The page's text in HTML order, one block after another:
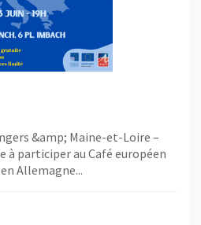
&amp; Maine-et-Loire –
à participer au Café européen
Allemagne...